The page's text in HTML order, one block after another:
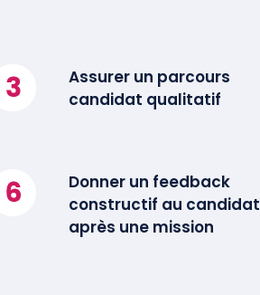
Assurer un parcours
candidat qualitatif
Donner un feedback
constructif au candidat
après une mission